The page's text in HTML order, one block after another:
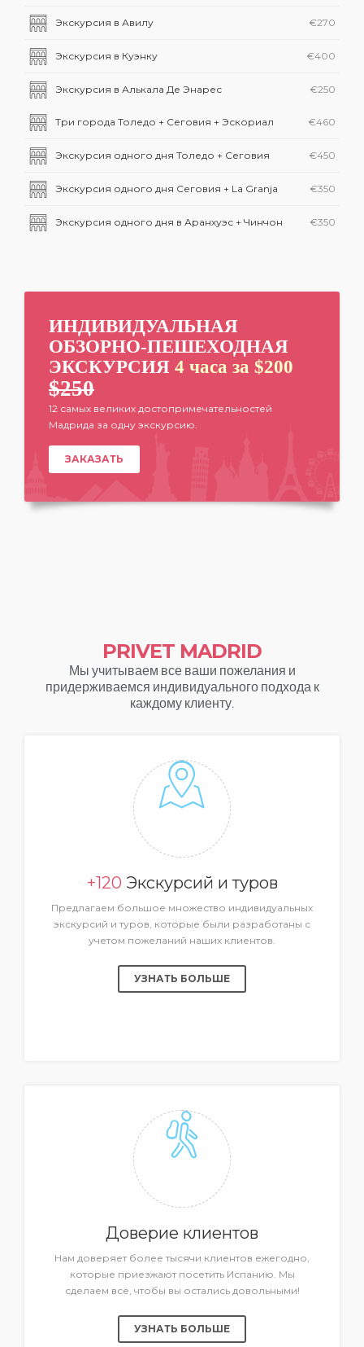
Экскурсия в Авилу €270
Экскурсия в Куэнку €400
Экскурсия в Алькала Де Энарес €250
Три города Толедо + Сеговия + Эскориал €460
Экскурсия одного дня Толедо + Сеговия €450
Экскурсия одного дня Сеговия + La Granja €350
Экскурсия одного дня в Аранхуэс + Чинчон €350
ИНДИВИДУАЛЬНАЯ
ОБЗОРНО-ПЕШЕХОДНАЯ
ЭКСКУРСИЯ 4 часа за $200
$250
12 самых великих достопримечательностей
Мадрида за одну экскурсию.
ЗАКАЗАТЬ
PRIVET MADRID
Мы учитываем все ваши пожелания и
придерживаемся индивидуального подхода к
каждому клиенту.
+120 Экскурсий и туров
Предлагаем большое множество индивидуальных
экскурсий и туров, которые были разработаны с
учетом пожеланий наших клиентов.
УЗНАТЬ БОЛЬШЕ
Доверие клиентов
Нам доверяет более тысячи клиентов ежегодно,
которые приезжают посетить Испанию. Мы
сделаем всё, чтобы вы остались довольными!
УЗНАТЬ БОЛЬШЕ